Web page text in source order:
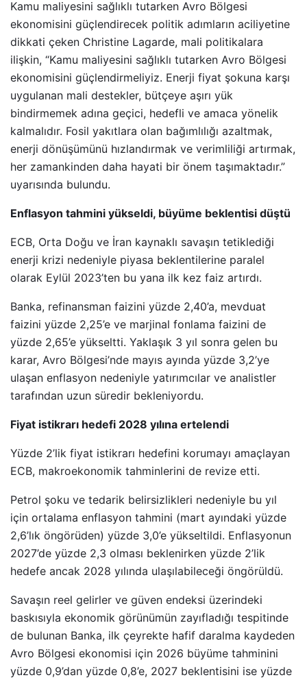
Kamu maliyesini sağlıklı tutarken Avro Bölgesi
ekonomisini güçlendirecek politik adımların aciliyetine
dikkati çeken Christine Lagarde, mali politikalara
ilişkin, “Kamu maliyesini sağlıklı tutarken Avro Bölgesi
ekonomisini güçlendirmeliyiz. Enerji fiyat şokuna karşı
uygulanan mali destekler, bütçeye aşırı yük
bindirmemek adına geçici, hedefli ve amaca yönelik
kalmalıdır. Fosil yakıtlara olan bağımlılığı azaltmak,
enerji dönüşümünü hızlandırmak ve verimliliği artırmak,
her zamankinden daha hayati bir önem taşımaktadır.”
uyarısında bulundu.
Enflasyon tahmini yükseldi, büyüme beklentisi düştü
ECB, Orta Doğu ve İran kaynaklı savaşın tetiklediği
enerji krizi nedeniyle piyasa beklentilerine paralel
olarak Eylül 2023’ten bu yana ilk kez faiz artırdı.
Banka, refinansman faizini yüzde 2,40’a, mevduat
faizini yüzde 2,25’e ve marjinal fonlama faizini de
yüzde 2,65’e yükseltti. Yaklaşık 3 yıl sonra gelen bu
karar, Avro Bölgesi’nde mayıs ayında yüzde 3,2’ye
ulaşan enflasyon nedeniyle yatırımcılar ve analistler
tarafından uzun süredir bekleniyordu.
Fiyat istikrarı hedefi 2028 yılına ertelendi
Yüzde 2’lik fiyat istikrarı hedefini korumayı amaçlayan
ECB, makroekonomik tahminlerini de revize etti.
Petrol şoku ve tedarik belirsizlikleri nedeniyle bu yıl
için ortalama enflasyon tahmini (mart ayındaki yüzde
2,6’lık öngörüden) yüzde 3,0’e yükseltildi. Enflasyonun
2027’de yüzde 2,3 olması beklenirken yüzde 2’lik
hedefe ancak 2028 yılında ulaşılabileceği öngörüldü.
Savaşın reel gelirler ve güven endeksi üzerindeki
baskısıyla ekonomik görünümün zayıfladığı tespitinde
de bulunan Banka, ilk çeyrekte hafif daralma kaydeden
Avro Bölgesi ekonomisi için 2026 büyüme tahminini
yüzde 0,9’dan yüzde 0,8’e, 2027 beklentisini ise yüzde